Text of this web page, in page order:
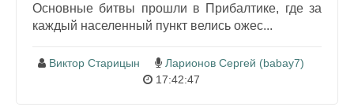
Основные битвы прошли в Прибалтике, где за
каждый населенный пункт велись ожес...
Виктор Старицын
Ларионов Сергей (babay7)
17:42:47